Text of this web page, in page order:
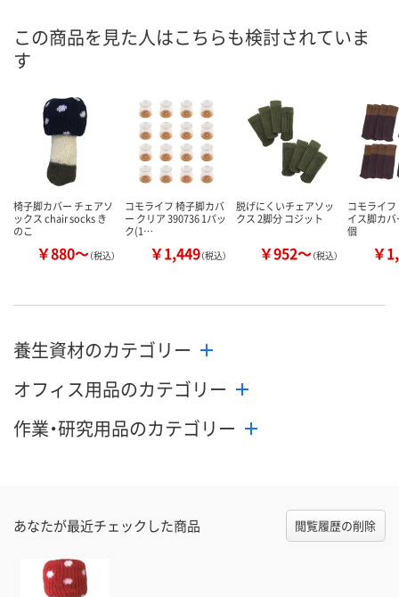
カゴへ カゴへ カ
この商品を見た人はこちらも検討されていま
す
椅子脚カバー チェアソ
ックス chair socks き
のこ
￥880～（税込）
コモライフ 椅子脚カバ
ー クリア 390736 1パッ
ク(1…
￥1,449（税込）
脱げにくいチェアソッ
クス 2脚分 コジット
￥952～（税込）
コモライ
イス脚カバ
個
￥
養生資材のカテゴリー
オフィス用品のカテゴリー
作業・研究用品のカテゴリー
あなたが最近チェックした商品 閲覧履歴の削除